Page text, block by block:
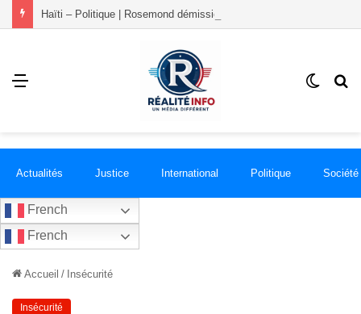
Menu
Switch
Actualités Justice International Politique Société
French
French
Accueil / Insécurité
Insécurité